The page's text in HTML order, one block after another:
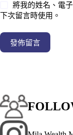
將我的姓名、電
下次留言時使用。
發佈留言